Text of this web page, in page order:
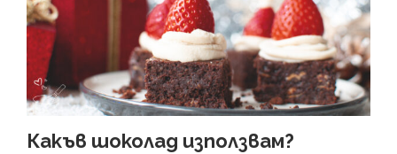
Какъв шоколад използвам?